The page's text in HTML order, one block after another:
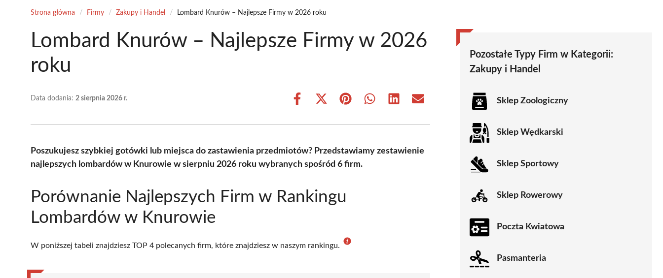
Strona główna / Firmy / Zakupy i Handel / Lombard Knurów – Najlepsze Firmy w 2026 roku
Lombard Knurów – Najlepsze Firmy w 2026
roku
Data dodania: 2 sierpnia 2026 r.
Share
Share
(Twitter)
Share Share Share Share
Poszukujesz szybkiej gotówki lub miejsca do zastawienia przedmiotów? Przedstawiamy zestawienie
najlepszych lombardów w Knurowie w sierpniu 2026 roku wybranych spośród 6 firm.
Porównanie Najlepszych Firm w Rankingu
Lombardów w Knurowie
W poniższej tabeli znajdziesz TOP 4 polecanych firm, które znajdziesz w naszym rankingu.
Pozostałe Typy Firm w Kategorii:
Zakupy i Handel
Sklep Zoologiczny
Sklep Wędkarski
Sklep Sportowy
Sklep Rowerowy
Poczta Kwiatowa
Pasmanteria